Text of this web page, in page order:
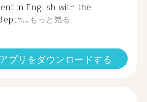
in English with the
もっと見る
アプリをダウンロードする